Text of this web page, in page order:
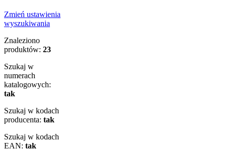
Zmień ustawienia
wyszukiwania
Znaleziono
produktów: 23
Szukaj w
numerach
katalogowych:
tak
Szukaj w kodach
producenta: tak
Szukaj w kodach
EAN: tak